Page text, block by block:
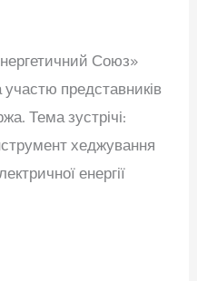
Союз»
представників
Тема зустрічі:
хеджування
енергії